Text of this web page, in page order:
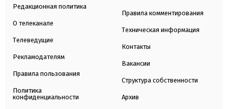
Редакционная политика
О телеканале
Телеведущие
Рекламодателям
Правила пользования
Политика
конфиденциальности
Правила комментирования
Техническая информация
Контакты
Вакансии
Структура собственности
Архив